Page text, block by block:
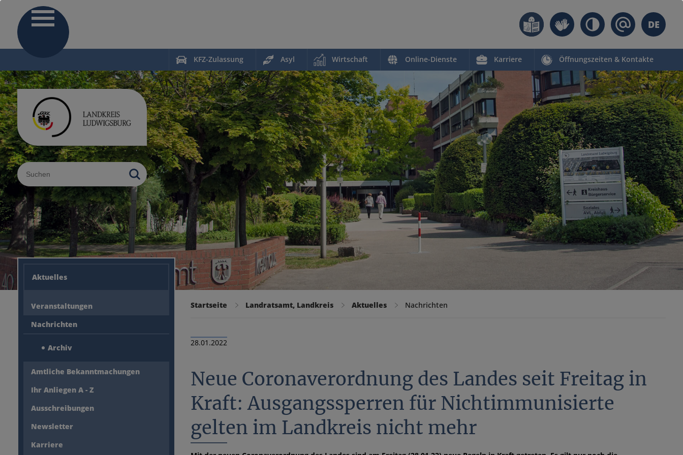
DE
KFZ-Zulassung Asyl Wirtschaft Online-Dienste Karriere Öffnungszeiten & Kontakte
Sucheingabe
Aktuelles
Veranstaltungen
Nachrichten
Archiv
Amtliche Bekanntmachungen
Ihr Anliegen A - Z
Ausschreibungen
Newsletter
Karriere
Startseite Landratsamt, Landkreis Aktuelles Nachrichten
28.01.2022
Neue Coronaverordnung des Landes seit Freitag in
Kraft: Ausgangssperren für Nichtimmunisierte
gelten im Landkreis nicht mehr